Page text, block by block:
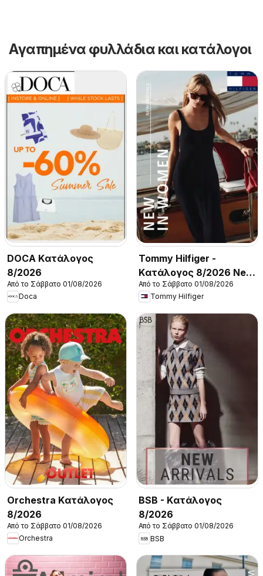
Αγαπημένα φυλλάδια και κατάλογοι
DOCA Kατάλογος
8/2026
Από το Σάββατο 01/08/2026
Doca
Tommy Hilfiger -
Kατάλογος 8/2026 New
in Women
Από το Σάββατο 01/08/2026
Tommy Hilfiger
Orchestra Kατάλογος
8/2026
Από το Σάββατο 01/08/2026
Orchestra
BSB - Kατάλογος
8/2026
Από το Σάββατο 01/08/2026
BSB